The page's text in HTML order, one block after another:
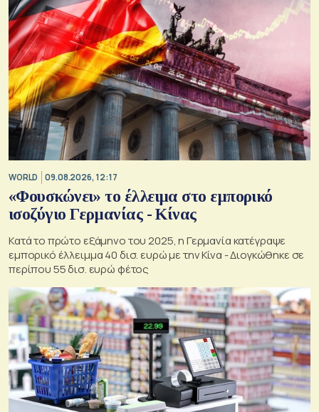
WORLD 09.08.2026, 12:17
«Φουσκώνει» το έλλειμα στο εμπορικό
ισοζύγιο Γερμανίας - Κίνας
Κατά το πρώτο εξάμηνο του 2025, η Γερμανία κατέγραψε
εμπορικό έλλειμμα 40 δισ. ευρώ με την Κίνα - Διογκώθηκε σε
περίπου 55 δισ. ευρώ φέτος